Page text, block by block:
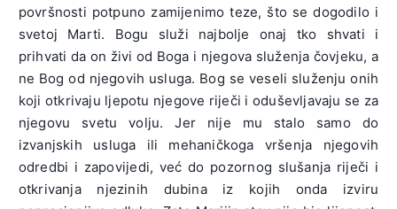
površnosti potpuno zamijenimo teze, što se dogodilo i
svetoj Marti. Bogu služi najbolje onaj tko shvati i
prihvati da on živi od Boga i njegova služenja čovjeku, a
ne Bog od njegovih usluga. Bog se veseli služenju onih
koji otkrivaju ljepotu njegove riječi i oduševljavaju se za
njegovu svetu volju. Jer nije mu stalo samo do
izvanjskih usluga ili mehaničkoga vršenja njegovih
odredbi i zapovijedi, već do pozornog slušanja riječi i
otkrivanja njezinih dubina iz kojih onda izviru